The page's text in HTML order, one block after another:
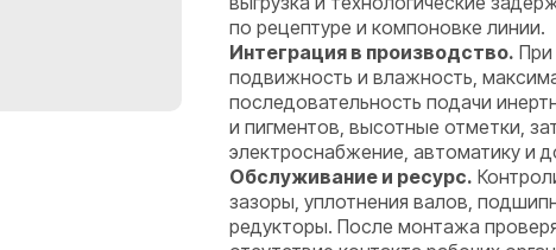
по рецептуре и компоновке линии.
Интеграция в производство.
подвижность и влажность,
последовательность подачи
и пигментов, высотные отметки,
электроснабжение, автоматику и
Обслуживание и ресурс.
зазоры, уплотнения валов,
редукторы. После монтажа